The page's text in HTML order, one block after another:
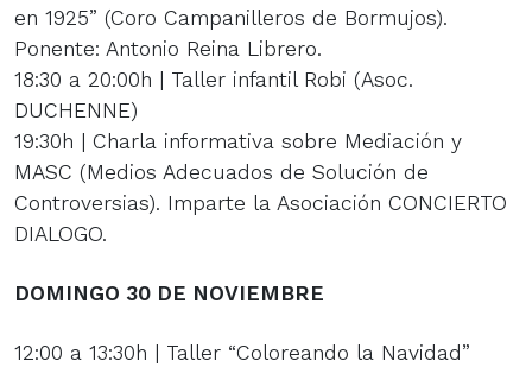
en 1925” (Coro Campanilleros de Bormujos).
Ponente: Antonio Reina Librero.
18:30 a 20:00h | Taller infantil Robi (Asoc.
DUCHENNE)
19:30h | Charla informativa sobre Mediación y
MASC (Medios Adecuados de Solución de
Controversias). Imparte la Asociación CONCIERTO
DIALOGO.
DOMINGO 30 DE NOVIEMBRE
12:00 a 13:30h | Taller “Coloreando la Navidad”